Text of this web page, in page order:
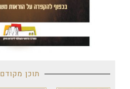
תוכן מקודם